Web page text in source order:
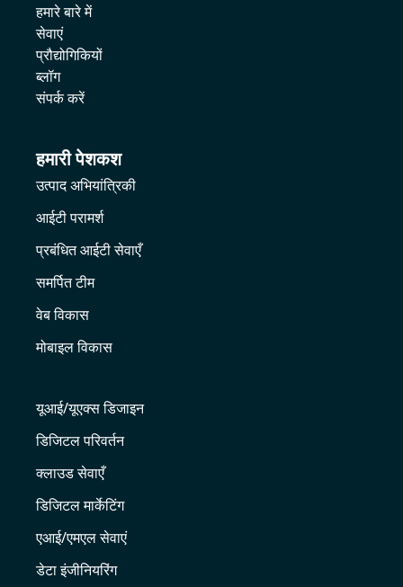
हमारे बारे में
सेवाएं
प्रौद्योगिकियों
ब्लॉग
संपर्क करें
हमारी पेशकश
उत्पाद अभियांत्रिकी
आईटी परामर्श
प्रबंधित आईटी सेवाएँ
समर्पित टीम
वेब विकास
मोबाइल विकास
यूआई/यूएक्स डिजाइन
डिजिटल परिवर्तन
क्लाउड सेवाएँ
डिजिटल मार्केटिंग
एआई/एमएल सेवाएं
डेटा इंजीनियरिंग